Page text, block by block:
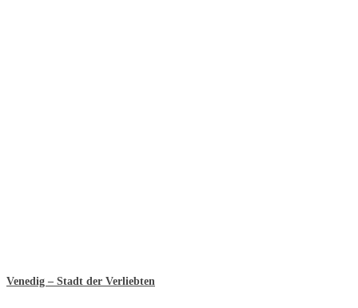
Venedig – Stadt der Verliebten